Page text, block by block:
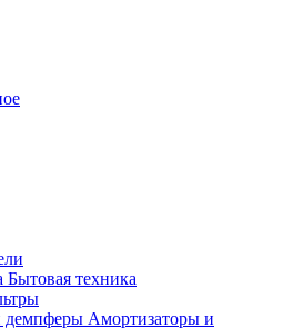
Бытовая техника
Амортизаторы и